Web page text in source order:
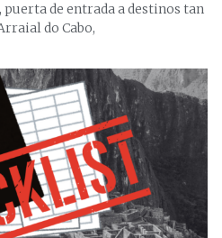
puerta de entrada a destinos tan
do Cabo,